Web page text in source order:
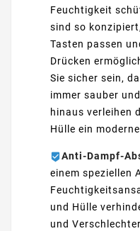
Feuchtigkeit
sind so
Tasten passen
Drücken
Sie sicher sein,
immer sauber
hinaus verleihen
Hülle ein
Anti-Dampf-
einem speziellen
und Hülle
und